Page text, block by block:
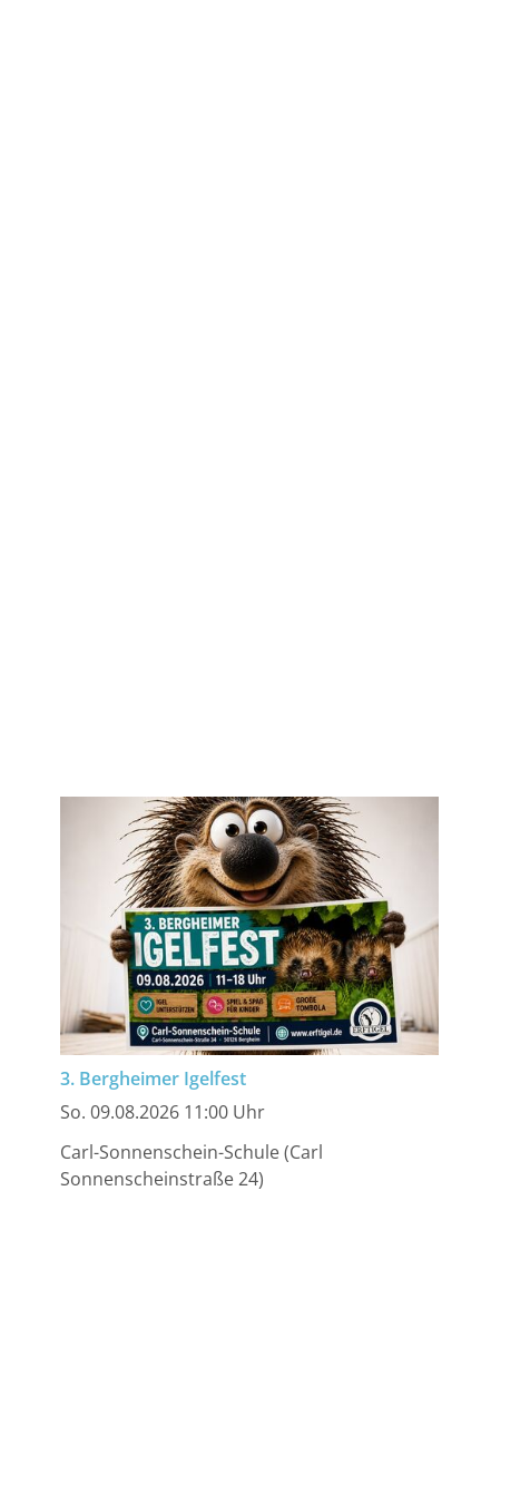
3. Bergheimer Igelfest
So. 09.08.2026 11:00 Uhr
Carl-Sonnenschein-Schule (Carl
Sonnenscheinstraße 24)